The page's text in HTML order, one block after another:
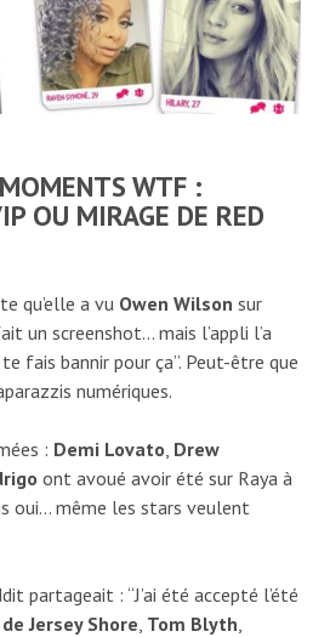
WTF :
OU MIRAGE DE RED
qu’elle a vu Owen Wilson sur
un screenshot… mais l’appli l’a
fais bannir pour ça”. Peut-être que
numériques.
: Demi Lovato Drew
ont avoué avoir été sur Raya à
oui… même les stars veulent
partageait : “J’ai été accepté l’été
Jersey Shore Tom Blyth